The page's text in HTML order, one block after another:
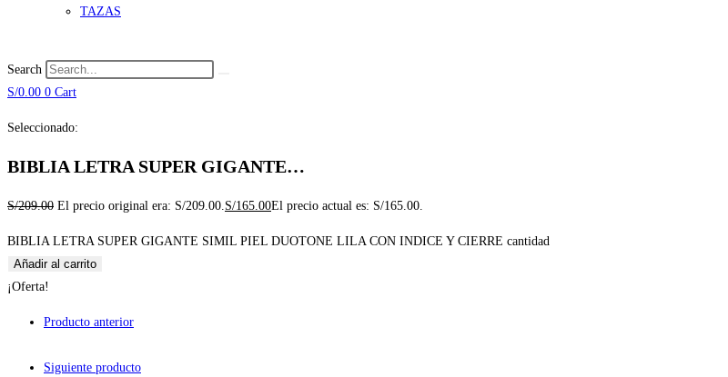
TAZAS
Search
S/0.00 0 Cart
Seleccionado:
BIBLIA LETRA SUPER GIGANTE…
S/209.00 El precio original era: S/209.00. S/165.00El precio actual es: S/165.00.
BIBLIA LETRA SUPER GIGANTE SIMIL PIEL DUOTONE LILA CON INDICE Y CIERRE cantidad
Añadir al carrito
¡Oferta!
Producto anterior
Siguiente producto